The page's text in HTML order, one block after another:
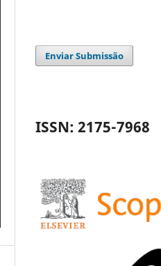
Enviar Submissão
ISSN: 2175-7968